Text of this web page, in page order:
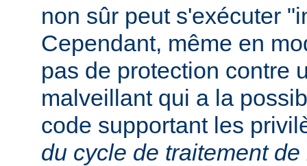
non sûr peut s'exécuter
Cependant, même en
pas de protection contre
malveillant qui a la
code supportant les
du cycle de traitement